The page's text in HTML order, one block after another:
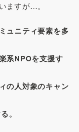
ますが…。
ュニティ要素を多
系NPOを支援す
の人対象のキャン
。